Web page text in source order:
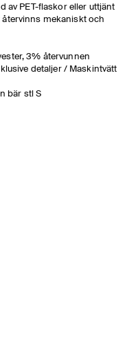
av PET-flaskor eller uttjänt
återvinns mekaniskt och
3% återvunnen
detaljer / Maskintvätt
bär stl S